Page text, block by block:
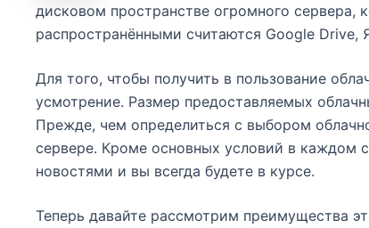
дисковом пространстве огромного сервера,
распространёнными считаются Google Drive,
Для того, чтобы получить в пользование
усмотрение. Размер предоставляемых
Прежде, чем определиться с выбором
сервере. Кроме основных условий в каждом
новостями и вы всегда будете в курсе.
Теперь давайте рассмотрим преимущества